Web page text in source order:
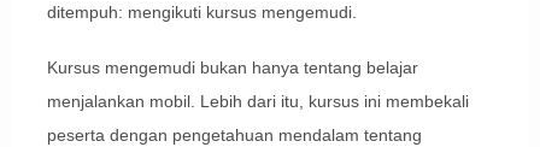
ditempuh: mengikuti kursus mengemudi.
Kursus mengemudi bukan hanya tentang belajar
menjalankan mobil. Lebih dari itu, kursus ini membekali
peserta dengan pengetahuan mendalam tentang